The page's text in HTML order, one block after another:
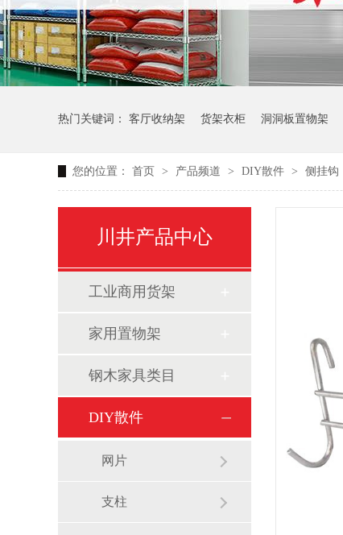
热门关键词： 客厅收纳架 货架衣柜 洞洞板置物架
您的位置： 首页 > 产品频道 > DIY散件 > 侧挂钩
川井产品中心
工业商用货架
家用置物架
钢木家具类目
DIY散件
网片
支柱